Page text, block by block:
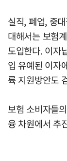
실직, 폐업, 중
대해서는 보험
도입한다. 이자
입 유예된 이자
륙 지원방안도
보험 소비자들
융 차원에서 추